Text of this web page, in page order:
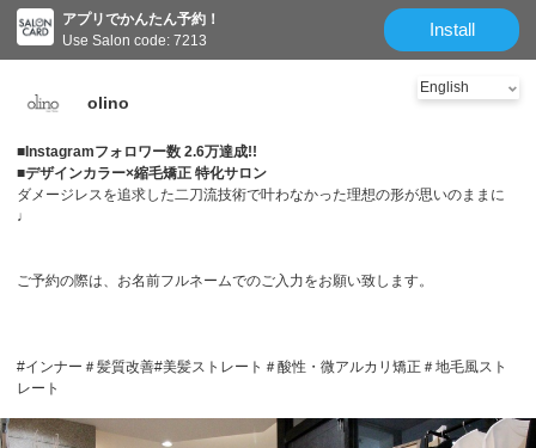
アプリでかんたん予約！
Use Salon code: 7213
Install
olino
■Instagramフォロワー数 2.6万達成!!
■デザインカラー×縮毛矯正 特化サロン
ダメージレスを追求した二刀流技術で叶わなかった理想の形が思いのままに
♩
ご予約の際は、お名前フルネームでのご入力をお願い致します。
#インナー＃髪質改善#美髪ストレート＃酸性・微アルカリ矯正＃地毛風スト
レート